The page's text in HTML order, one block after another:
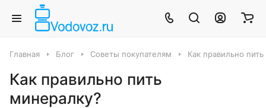
Главная Блог Советы покупателям Как правильно
Как правильно пить
минералку?